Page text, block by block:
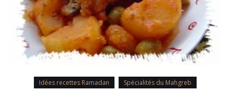
Idées recettes Ramadan Spécialités du Mahgreb